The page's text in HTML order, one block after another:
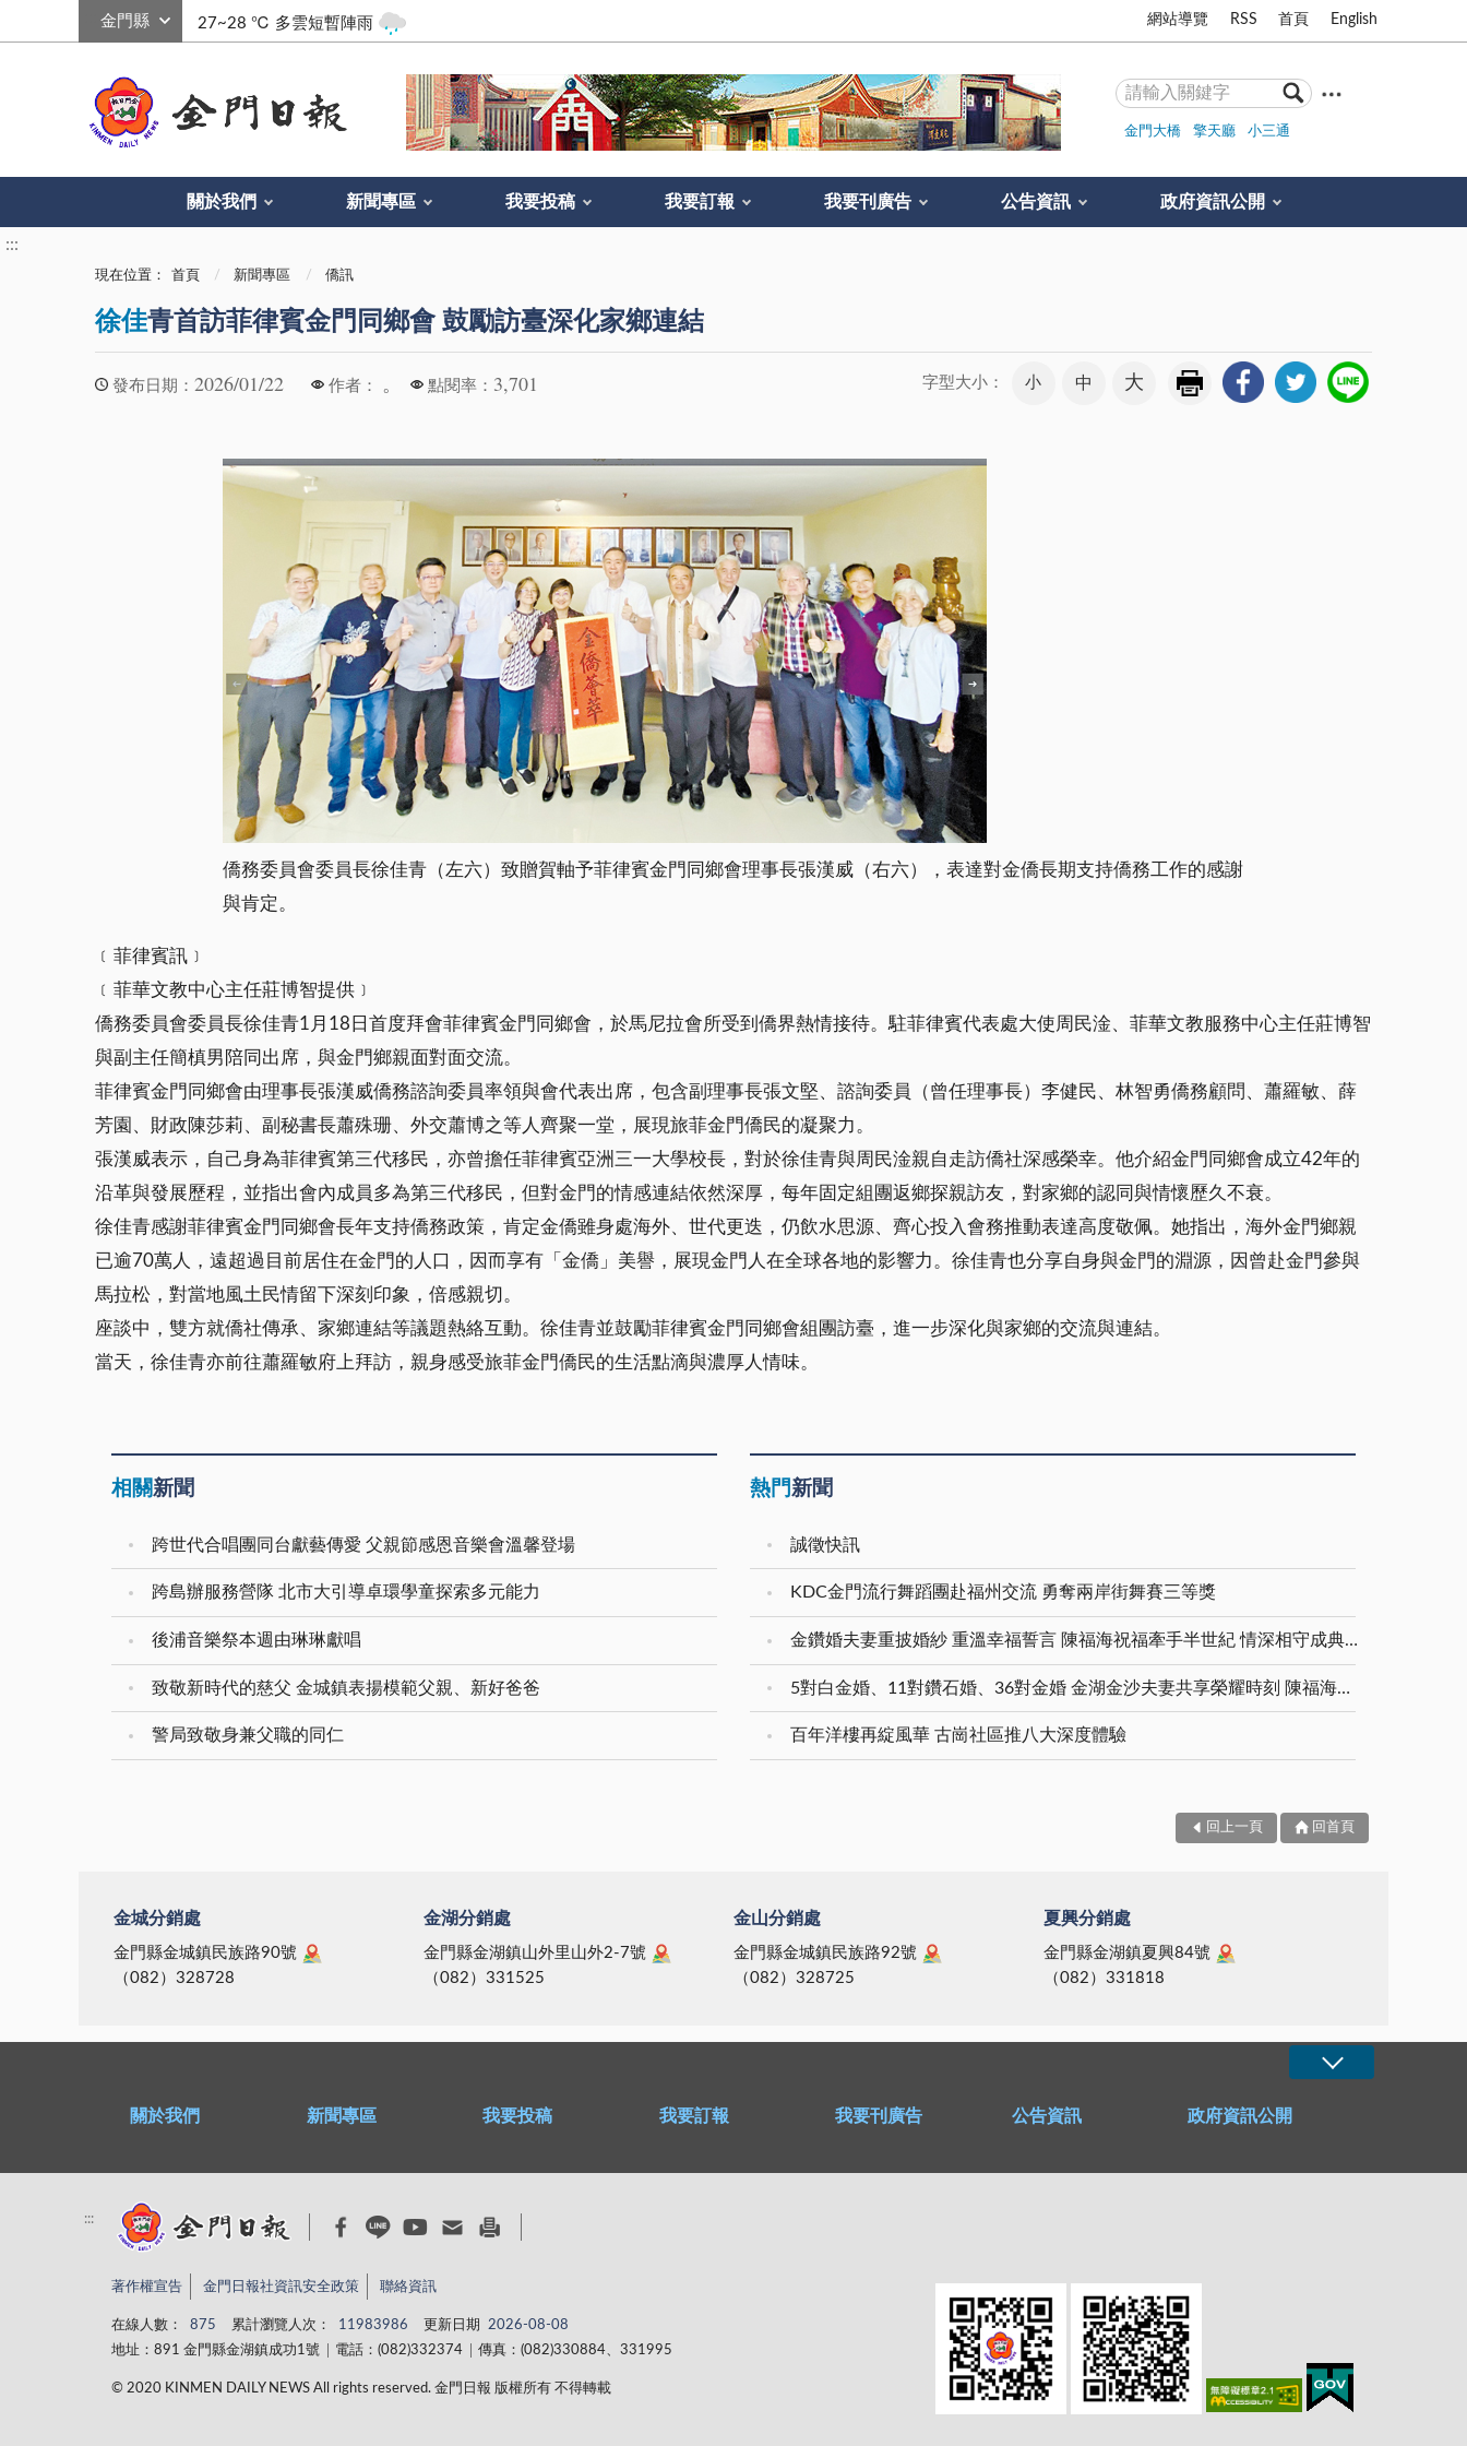
27~28 ℃ 多雲短暫陣雨 網站導覽 RSS 首頁 English
金門大橋 擎天廳 小三通
關於我們 新聞專區 我要投稿 我要訂報 我要刊廣告 公告資訊 政府資訊公開
:::
現在位置： 首頁 新聞專區 僑訊
徐佳青首訪菲律賓金門同鄉會 鼓勵訪臺深化家鄉連結
發布日期： 2026/01/22 作者： 。 點閱率： 3,701 字型大小： 小 中 大
僑務委員會委員長徐佳青（左六）致贈賀軸予菲律賓金門同鄉會理事長張漢威（右六），表達對金僑長期支持僑務工作的感謝
與肯定。
﹝菲律賓訊﹞
﹝菲華文教中心主任莊博智提供﹞
僑務委員會委員長徐佳青1月18日首度拜會菲律賓金門同鄉會，於馬尼拉會所受到僑界熱情接待。駐菲律賓代表處大使周民淦、菲華文教服務中心主任莊博智
與副主任簡槙男陪同出席，與金門鄉親面對面交流。
菲律賓金門同鄉會由理事長張漢威僑務諮詢委員率領與會代表出席，包含副理事長張文堅、諮詢委員（曾任理事長）李健民、林智勇僑務顧問、蕭羅敏、薛
芳園、財政陳莎莉、副秘書長蕭殊珊、外交蕭博之等人齊聚一堂，展現旅菲金門僑民的凝聚力。
張漢威表示，自己身為菲律賓第三代移民，亦曾擔任菲律賓亞洲三一大學校長，對於徐佳青與周民淦親自走訪僑社深感榮幸。他介紹金門同鄉會成立42年的
沿革與發展歷程，並指出會內成員多為第三代移民，但對金門的情感連結依然深厚，每年固定組團返鄉探親訪友，對家鄉的認同與情懷歷久不衰。
徐佳青感謝菲律賓金門同鄉會長年支持僑務政策，肯定金僑雖身處海外、世代更迭，仍飲水思源、齊心投入會務推動表達高度敬佩。她指出，海外金門鄉親
已逾70萬人，遠超過目前居住在金門的人口，因而享有「金僑」美譽，展現金門人在全球各地的影響力。徐佳青也分享自身與金門的淵源，因曾赴金門參與
馬拉松，對當地風土民情留下深刻印象，倍感親切。
座談中，雙方就僑社傳承、家鄉連結等議題熱絡互動。徐佳青並鼓勵菲律賓金門同鄉會組團訪臺，進一步深化與家鄉的交流與連結。
當天，徐佳青亦前往蕭羅敏府上拜訪，親身感受旅菲金門僑民的生活點滴與濃厚人情味。
相關新聞
跨世代合唱團同台獻藝傳愛 父親節感恩音樂會溫馨登場
跨島辦服務營隊 北市大引導卓環學童探索多元能力
後浦音樂祭本週由琳琳獻唱
致敬新時代的慈父 金城鎮表揚模範父親、新好爸爸
警局致敬身兼父職的同仁
熱門新聞
誠徵快訊
KDC金門流行舞蹈團赴福州交流 勇奪兩岸街舞賽三等獎
金鑽婚夫妻重披婚紗 重溫幸福誓言 陳福海祝福牽手半世紀 情深相守成典範
5對白金婚、11對鑽石婚、36對金婚 金湖金沙夫妻共享榮耀時刻 陳福海表揚金鑽婚夫妻 向半世紀相守家庭典範致敬
百年洋樓再綻風華 古崗社區推八大深度體驗
回上一頁 回首頁
金城分銷處
金門縣金城鎮民族路90號
（082）328728
金湖分銷處
金門縣金湖鎮山外里山外2-7號
（082）331525
金山分銷處
金門縣金城鎮民族路92號
（082）328725
夏興分銷處
金門縣金湖鎮夏興84號
（082）331818
關於我們 新聞專區 我要投稿 我要訂報 我要刊廣告 公告資訊 政府資訊公開
:::
著作權宣告 金門日報社資訊安全政策 聯絡資訊
在線人數： 875 累計瀏覽人次： 11983986 更新日期
2026-08-08
地址：891 金門縣金湖鎮成功1號
電話：(082)332374 傳真：(082)330884、331995
© 2020 KINMEN DAILY NEWS All rights reserved. 金門日報 版權所有 不得轉載